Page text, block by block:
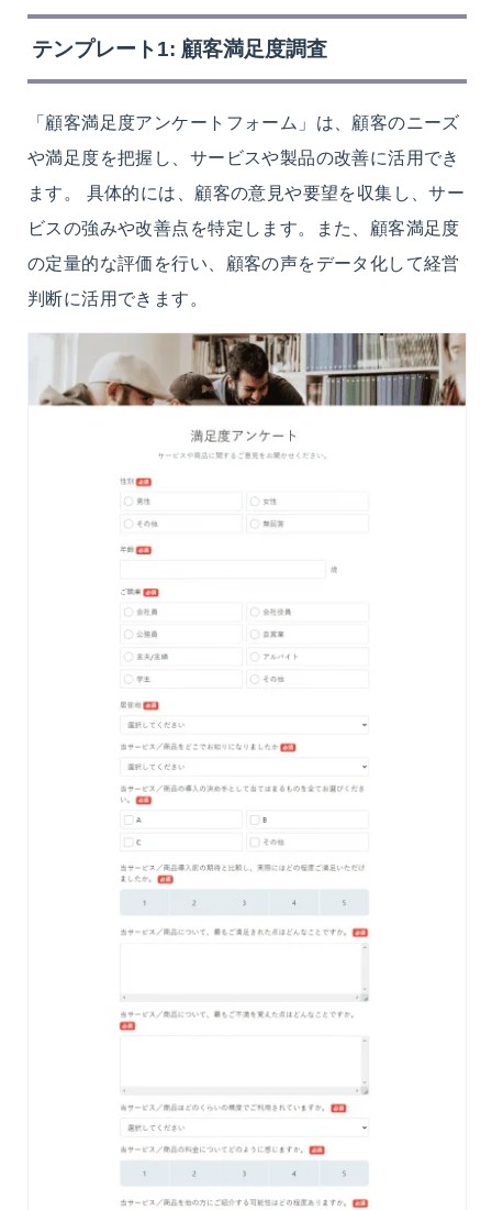
テンプレート1: 顧客満足度調査
「顧客満足度アンケートフォーム」は、顧客のニーズ
や満足度を把握し、サービスや製品の改善に活用でき
ます。 具体的には、顧客の意見や要望を収集し、サー
ビスの強みや改善点を特定します。また、顧客満足度
の定量的な評価を行い、顧客の声をデータ化して経営
判断に活用できます。